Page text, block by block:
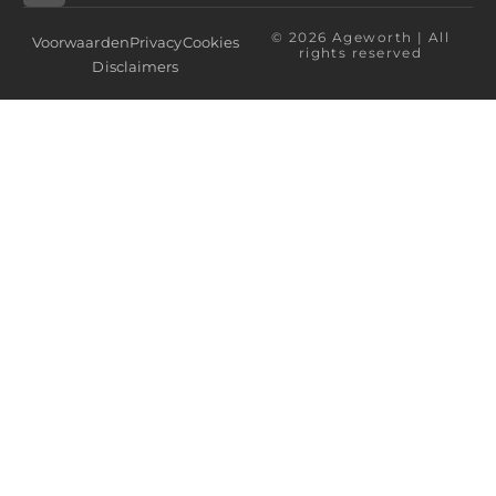
© 2026 Ageworth | All
rights reserved
VoorwaardenPrivacyCookies
Disclaimers